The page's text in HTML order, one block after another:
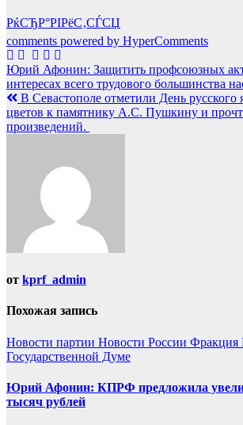
РќСЂР°РІРёС‚СЃСЏ
comments powered by HyperComments
Навигация
по
записям
Юрий Афонин: Защитить профсоюзных
интересах всего трудового большинства
В Севастополе отметили День русского
цветов к памятнику А.С. Пушкину и
произведений.
от kprf_admin
Похожая запись
Новости партии Новости России
Государственной Думе
Юрий Афонин: КПРФ предложила
тысяч рублей